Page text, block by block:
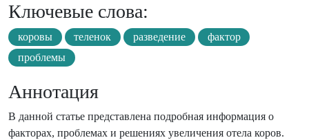
Ключевые слова:
коровы теленок разведение
фактор
проблемы
Аннотация
В данной статье представлена ​​подробная информация о
факторах, проблемах и решениях увеличения отела коров.